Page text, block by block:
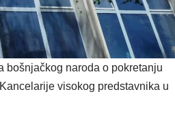
bošnjačkog naroda o pokretanju
visokog predstavnika u